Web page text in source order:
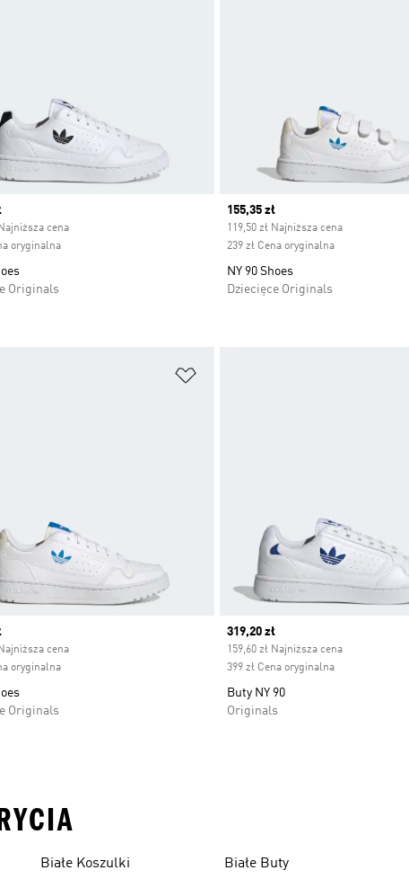
cena
oryginalna
Originals
Current price
155,35 zł
119,50 zł Najniższa cena
239 zł Cena oryginalna
NY 90 Shoes
Dziecięce Originals
cena
oryginalna
Originals
Current price
319,20 zł
159,60 zł Najniższa cena
399 zł Cena oryginalna
Buty NY 90
Originals
Białe Koszulki Białe Buty